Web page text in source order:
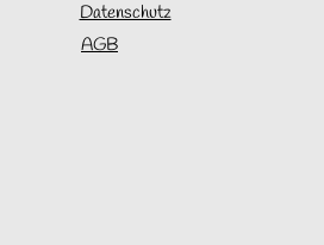
Datenschutz
AGB